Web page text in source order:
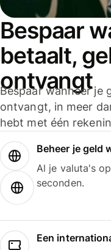
Bespaar
betaalt,
ontvangt
Bespaar wanneer je
ontvangt, in meer
hebt met één
Beheer je geld
Al je valuta's
seconden.
Een